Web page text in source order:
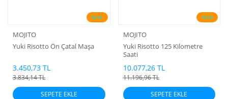
%10
MOJITO
Yuki Risotto Ön Çatal Maşa
3.450,73 TL
3.834,14 TL
SEPETE EKLE
%10
MOJITO
Yuki Risotto 125 Kilometre
Saati
10.077,26 TL
11.196,96 TL
SEPETE EKLE